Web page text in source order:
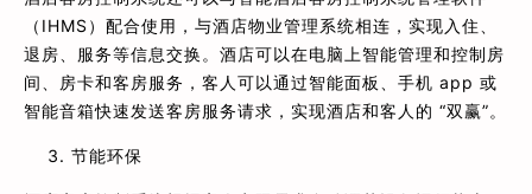
（IHMS）配合使用，与酒店物业管理系统相连，实现入住、
退房、服务等信息交换。酒店可以在电脑上智能管理和控制房
间、房卡和客房服务，客人可以通过智能面板、手机 app 或
智能音箱快速发送客房服务请求，实现酒店和客人的 “双赢”。
节能环保